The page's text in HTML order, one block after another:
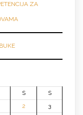
ZA
S
S
2
3